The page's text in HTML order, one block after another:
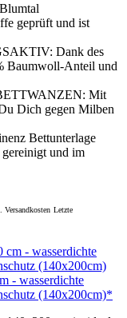
geprüft und ist
Dank des
Baumwoll-Anteil und
Mit
Dich gegen Milben
Bettunterlage
gereinigt und im
Letzte
- wasserdichte
(140x200cm)*